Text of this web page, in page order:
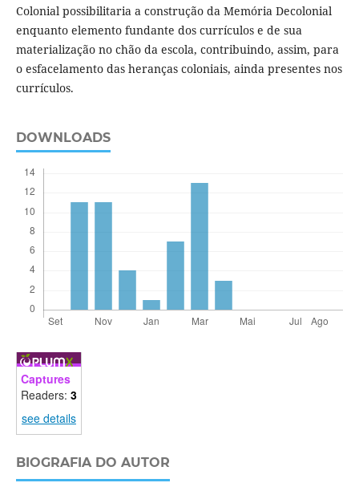
Colonial possibilitaria a construção da Memória Decolonial
enquanto elemento fundante dos currículos e de sua
materialização no chão da escola, contribuindo, assim, para
o esfacelamento das heranças coloniais, ainda presentes nos
currículos.
DOWNLOADS
Captures
Readers: 3
see details
BIOGRAFIA DO AUTOR